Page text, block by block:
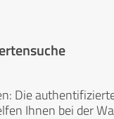
Die
Ihnen bei der